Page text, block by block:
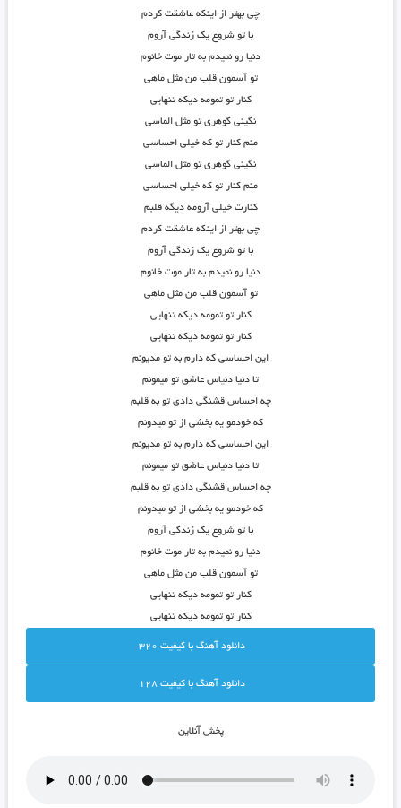
چی بهتر از اینکه عاشقت کردم
با تو شروع یک زندگی آروم
دنیا رو نمیدم به تار موت خانوم
تو آسمون قلب من مثل ماهی
کنار تو تمومه دیکه تنهایی
نگینی گوهری تو مثل الماسی
منم کنار تو که خیلی احساسی
نگینی گوهری تو مثل الماسی
منم کنار تو که خیلی احساسی
کنارت خیلی آرومه دیگه قلبم
چی بهتر از اینکه عاشقت کردم
با تو شروع یک زندگی آروم
دنیا رو نمیدم به تار موت خانوم
تو آسمون قلب من مثل ماهی
کنار تو تمومه دیکه تنهایی
کنار تو تمومه دیکه تنهایی
این احساسی که دارم به تو مدیونم
تا دنیا دنیاس عاشق تو میمونم
چه احساس قشنگی دادی تو به قلبم
که خودمو یه بخشی از تو میدونم
این احساسی که دارم به تو مدیونم
تا دنیا دنیاس عاشق تو میمونم
چه احساس قشنگی دادی تو به قلبم
که خودمو یه بخشی از تو میدونم
با تو شروع یک زندگی آروم
دنیا رو نمیدم به تار موت خانوم
تو آسمون قلب من مثل ماهی
کنار تو تمومه دیکه تنهایی
کنار تو تمومه دیکه تنهایی
دانلود آهنگ با کيفيت 320
دانلود آهنگ با کيفيت 128
پخش آنلاين